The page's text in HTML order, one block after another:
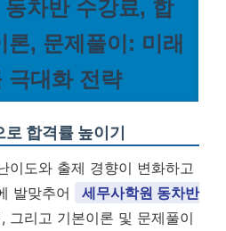
차반 수강료, 합
론, 문제풀이: 미래
극대화 전략
합격률 높이기
이도와 출제 경향이 변화하고
발맞추어
세무사학원 동차반
그리고 기본이론 및 문제풀이